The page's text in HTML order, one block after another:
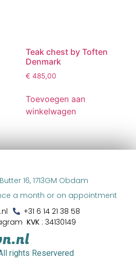
Teak chest by Toften
Denmark
€ 485,00
Toevoegen aan
winkelwagen
Butter 16, 1713GM Obdam
a month or on appointment
+31 6 14 21 38 58‬
KVK: 34130149
rights Reservered